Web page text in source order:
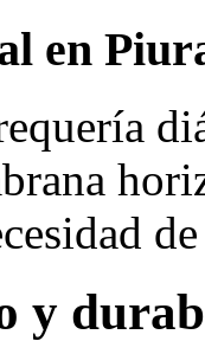
en
y